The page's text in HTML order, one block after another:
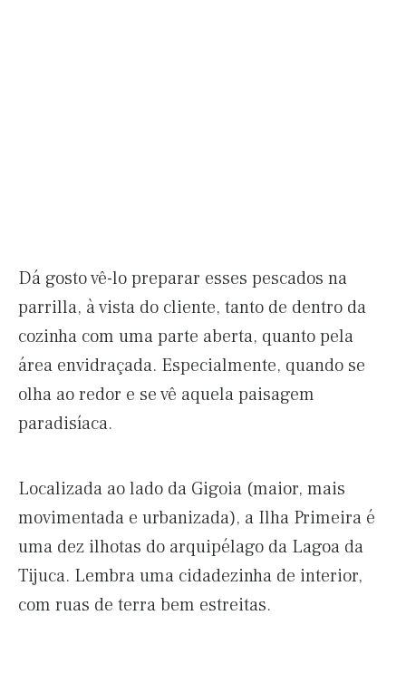
Dá gosto vê-lo preparar esses pescados na
parrilla, à vista do cliente, tanto de dentro da
cozinha com uma parte aberta, quanto pela
área envidraçada. Especialmente, quando se
olha ao redor e se vê aquela paisagem
paradisíaca.
Localizada ao lado da Gigoia (maior, mais
movimentada e urbanizada), a Ilha Primeira é
uma dez ilhotas do arquipélago da Lagoa da
Tijuca. Lembra uma cidadezinha de interior,
com ruas de terra bem estreitas.